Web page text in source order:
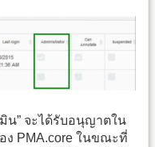
น” จะได้รับอนุญาตใน
ง PMA.core ในขณะที่